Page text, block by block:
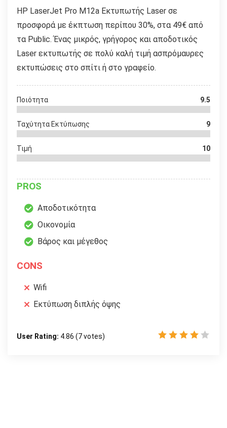
HP LaserJet Pro M12a Εκτυπωτής Laser σε
προσφορά με έκπτωση περίπου 30%, στα 49€ από
τα Public. Ένας μικρός, γρήγορος και αποδοτικός
Laser εκτυπωτής σε πολύ καλή τιμή ασπρόμαυρες
εκτυπώσεις στο σπίτι ή στο γραφείο.
Ποιότητα 9.5
Ταχύτητα Εκτύπωσης 9
Τιμή 10
PROS
Αποδοτικότητα
Οικονομία
Βάρος και μέγεθος
CONS
Wifi
Εκτύπωση διπλής όψης
User Rating: 4.86 (7votes)